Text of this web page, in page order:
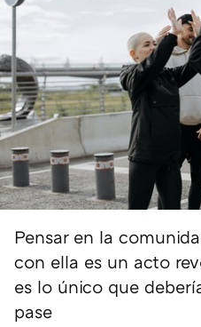
Pensar en la
con ella es un acto
es lo único que
pase